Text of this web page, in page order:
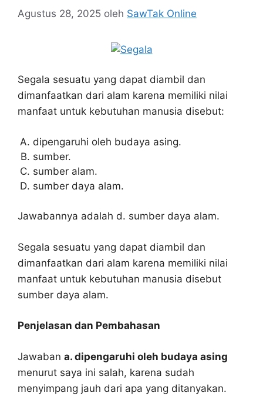
Agustus 28, 2025 oleh SawTak Online
Segala sesuatu yang dapat diambil dan
dimanfaatkan dari alam karena memiliki nilai
manfaat untuk kebutuhan manusia disebut:
dipengaruhi oleh budaya asing.
sumber.
sumber alam.
sumber daya alam.
Jawabannya adalah d. sumber daya alam.
Segala sesuatu yang dapat diambil dan
dimanfaatkan dari alam karena memiliki nilai
manfaat untuk kebutuhan manusia disebut
sumber daya alam.
Penjelasan dan Pembahasan
Jawaban a. dipengaruhi oleh budaya asing
menurut saya ini salah, karena sudah
menyimpang jauh dari apa yang ditanyakan.